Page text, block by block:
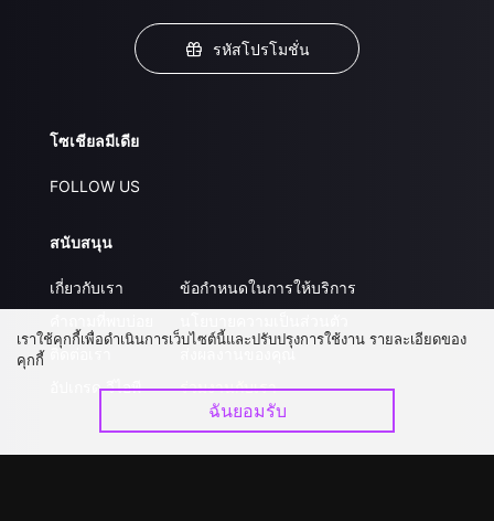
รหัสโปรโมชั่น
โซเชียลมีเดีย
FOLLOW US
สนับสนุน
เกี่ยวกับเรา
ติดต่อเรา
อัปเกรด วีไอพี
ข้อกำหนดในการให้บริการ
ส่งผลงานของคุณ
ร่วมงานกับเรา
เราใช้คุกกี้เพื่อดำเนินการเว็บไซต์นี้และปรับปรุงการใช้งาน รายละเอียดของ
คุกกี้
ฉันยอมรับ